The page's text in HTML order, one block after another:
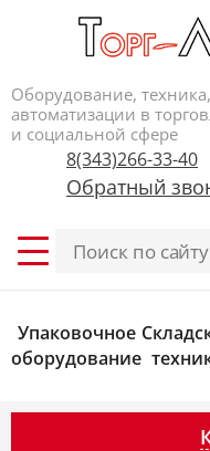
Оборудование,
автоматизации в
и социальной сфере
8(343)266-33-40
Обратный
Упаковочное
оборудование